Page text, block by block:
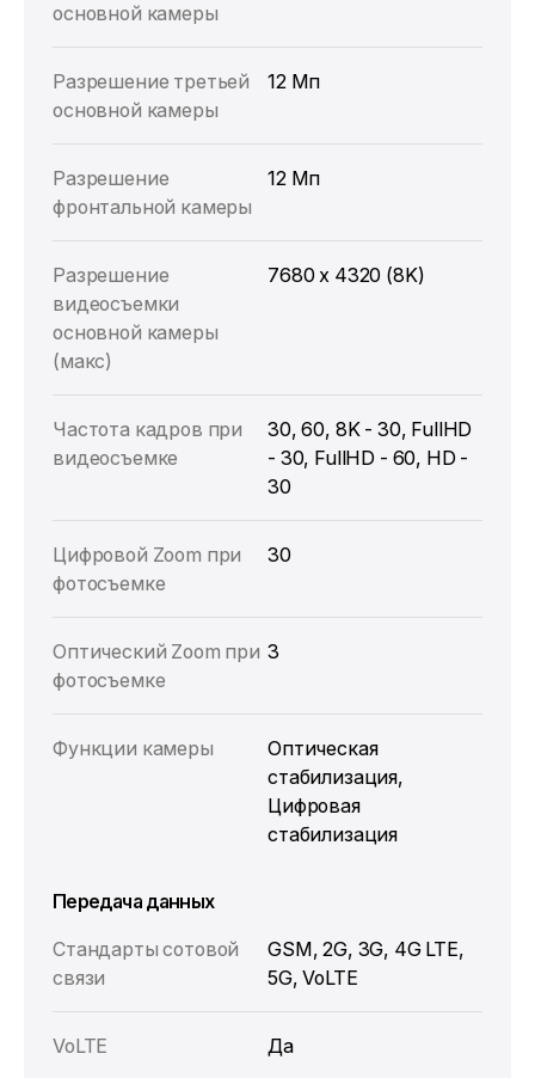
основной камеры
Разрешение третьей
основной камеры
12 Мп
Разрешение
фронтальной камеры
12 Мп
Разрешение
видеосъемки
основной камеры
(макс)
7680 x 4320 (8K)
Частота кадров при
видеосъемке
30, 60, 8K - 30, FullHD
- 30, FullHD - 60, HD -
30
Цифровой Zoom при
фотосъемке
30
Оптический Zoom при
фотосъемке
3
Функции камеры
Оптическая
стабилизация,
Цифровая
стабилизация
Передача данных
Стандарты сотовой
связи
GSM, 2G, 3G, 4G LTE,
5G, VoLTE
VoLTE Да